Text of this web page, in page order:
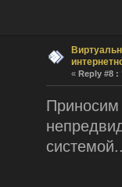
« Reply #8 :
Приносим